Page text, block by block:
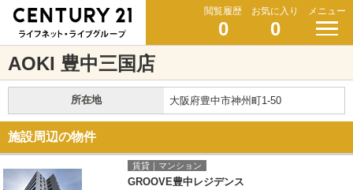
閲覧履歴
0
お気に入り
0
メニュー
AOKI 豊中三国店
所在地 大阪府豊中市神州町1-50
施設周辺の物件
賃貸｜マンション
GROOVE豊中レジデンス